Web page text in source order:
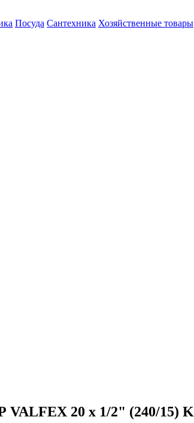
Посуда Сантехника Хозяйственные товары
VALFEX 20 x 1/2" (240/15) K